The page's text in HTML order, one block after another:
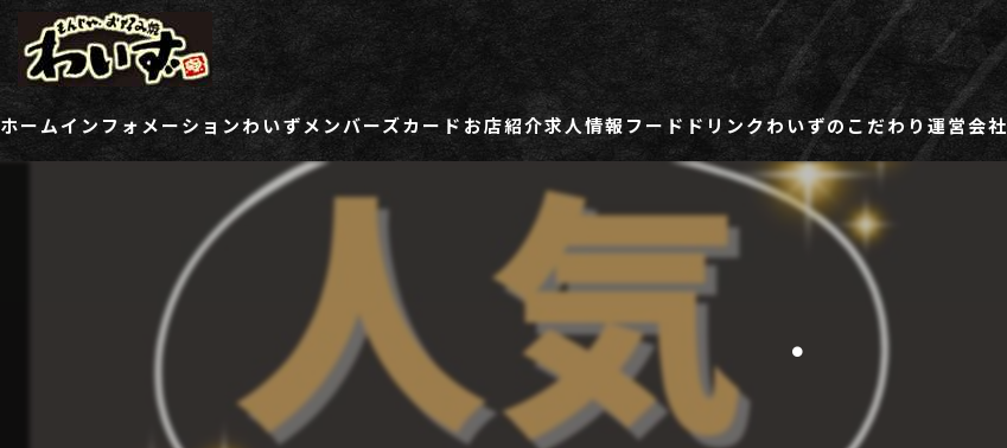
ホームインフォメーションわいずメンバーズカード
ご登録情報変更フォーム
お店紹介
わいず所沢店
わいずふじみ野店
わいず熊谷店
わいず春日部店
わいず三芳店
求人情報
社員用求人ページ
パート・アルバイト用求人ページ
フード ドリンクわいずのこだわり運営会社
.